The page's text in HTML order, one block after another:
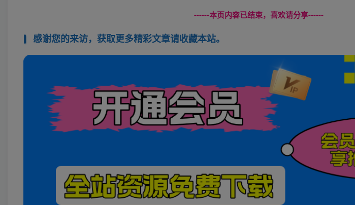
------本页内容已结束，喜欢请分享------
感谢您的来访，获取更多精彩文章请收藏本站。